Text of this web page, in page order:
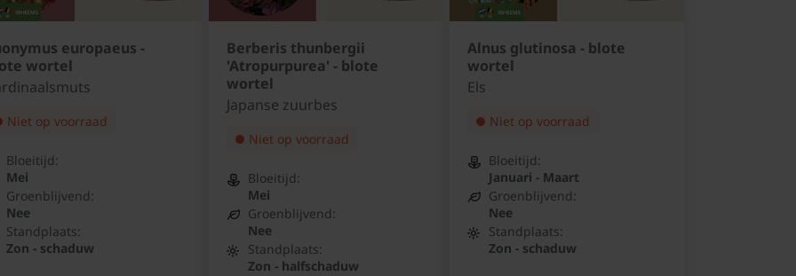
europaeus -
wortel
Niet op voorraad
Bloeitijd:
Mei
Groenblijvend:
Nee
Standplaats:
Zon - schaduw
Berberis thunbergii
'Atropurpurea' - blote
wortel
Japanse zuurbes
Niet op voorraad
Bloeitijd:
Mei
Groenblijvend:
Nee
Standplaats:
Zon - halfschaduw
Alnus glutinosa - blote
wortel
Els
Niet op voorraad
Bloeitijd:
Januari - Maart
Groenblijvend:
Nee
Standplaats:
Zon - schaduw